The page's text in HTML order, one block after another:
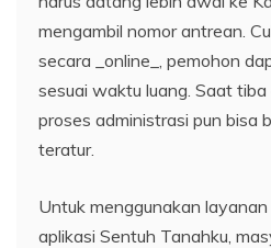
mengambil nomor antrean.
secara _online_, pemohon
sesuai waktu luang. Saat tiba
proses administrasi pun bisa
teratur.
Untuk menggunakan
aplikasi Sentuh Tanahku,